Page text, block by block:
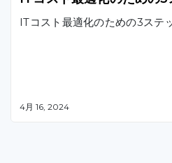
ITコスト最適化のための3ステ
4月 16, 2024